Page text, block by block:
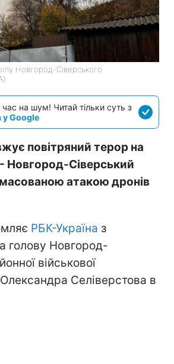
Новгород-Сіверського
на шум! Читай тільки суть з
у Google
повітряний терор на
- Новгород-Сіверський
атакою дронів
РБК-Україна з
голову Новгород-
військової
Олександра Селіверстова в